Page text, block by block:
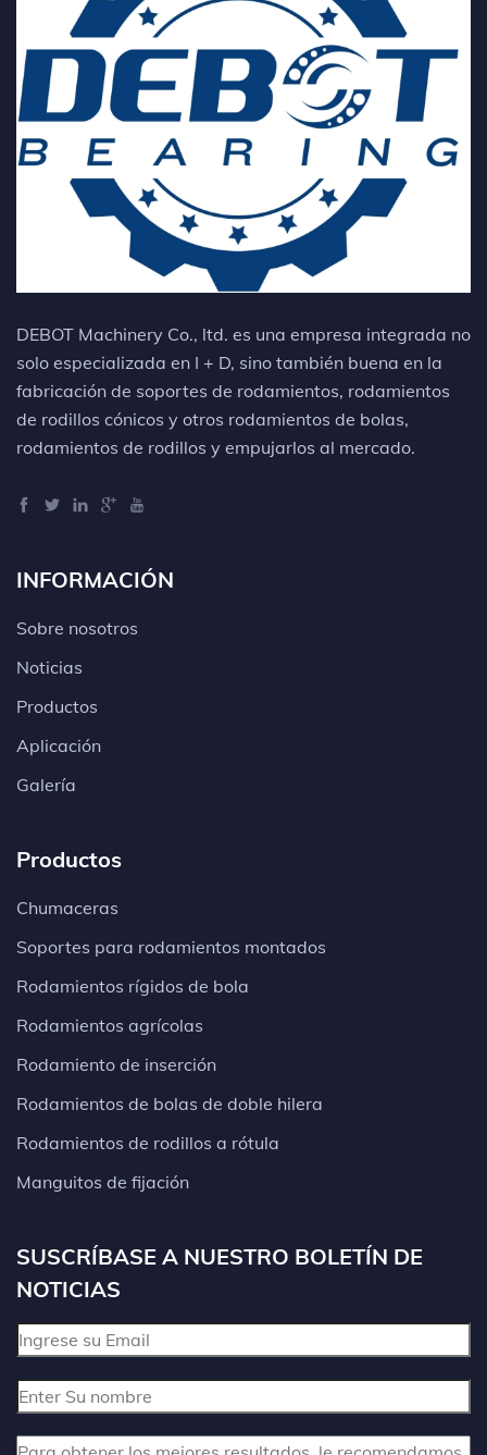
DEBOT Machinery Co., ltd. es una empresa integrada no
solo especializada en I + D, sino también buena en la
fabricación de soportes de rodamientos, rodamientos
de rodillos cónicos y otros rodamientos de bolas,
rodamientos de rodillos y empujarlos al mercado.
INFORMACIÓN
Sobre nosotros
Noticias
Productos
Aplicación
Galería
Productos
Chumaceras
Soportes para rodamientos montados
Rodamientos rígidos de bola
Rodamientos agrícolas
Rodamiento de inserción
Rodamientos de bolas de doble hilera
Rodamientos de rodillos a rótula
Manguitos de fijación
SUSCRÍBASE A NUESTRO BOLETÍN DE
NOTICIAS